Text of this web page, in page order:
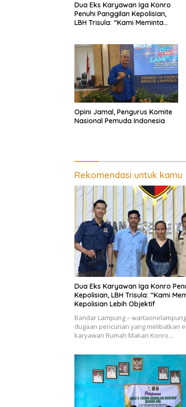
Dua Eks Karyawan Iga Konro
Penuhi Panggilan Kepolisian,
LBH Trisula: “Kami Meminta
Opini Jamal, Pengurus Komite
Nasional Pemuda Indonesia
Rekomendasi untuk kamu
Dua Eks Karyawan Iga Konro
Kepolisian, LBH Trisula: “Kami
Kepolisian Lebih Objektif
Bandar Lampung –
dugaan pencurian yang melibatkan
karyawan Rumah Makan Konro…